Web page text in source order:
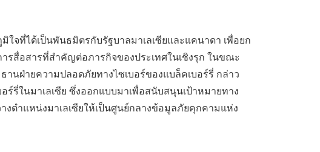
จที่ได้เป็นพันธมิตรกับรัฐบาลมาเลเซียและแคนาดา เพื่อยก
รสื่อสารที่สำคัญต่อภารกิจของประเทศในเชิงรุก ในขณะ
านฝ่ายความปลอดภัยทางไซเบอร์ของแบล็คเบอร์รี่ กล่าว
รี่ในมาเลเซีย ซึ่งออกแบบมาเพื่อสนับสนุนเป้าหมายทาง
ตำแหน่งมาเลเซียให้เป็นศูนย์กลางข้อมูลภัยคุกคามแห่ง